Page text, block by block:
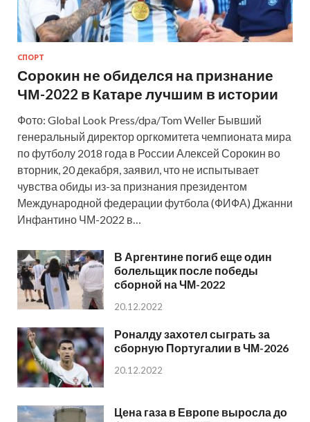
СПОРТ
Сорокин не обиделся на признание
ЧМ-2022 в Катаре лучшим в истории
Фото: Global Look Press/dpa/Tom Weller Бывший
генеральный директор оргкомитета чемпионата мира
по футболу 2018 года в России Алексей Сорокин во
вторник, 20 декабря, заявил, что не испытывает
чувства обиды из-за признания президентом
Международной федерации футбола (ФИФА) Джанни
Инфантино ЧМ-2022 в…
В Аргентине погиб еще один
болельщик после победы
сборной на ЧМ-2022
20.12.2022
Роналду захотел сыграть за
сборную Португалии в ЧМ-2026
20.12.2022
Цена газа в Европе выросла до